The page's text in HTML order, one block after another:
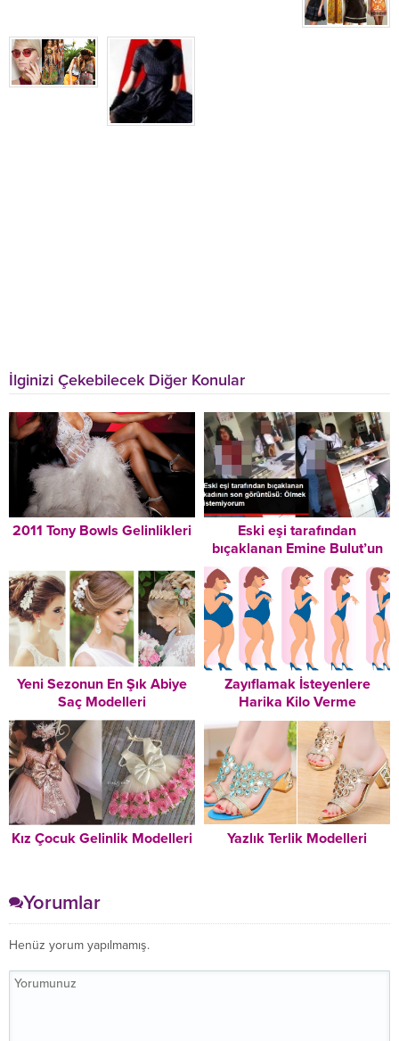
İlginizi Çekebilecek Diğer Konular
2011 Tony Bowls Gelinlikleri
Eski eşi tarafından
bıçaklanan Emine Bulut’un
son görüntüsü ortaya çıktı:
Ölmek istemiyorum
Yeni Sezonun En Şık Abiye
Saç Modelleri
Zayıflamak İsteyenlere
Harika Kilo Verme
Tavsiyeleri – Mutlaka
Okuyun!
Kız Çocuk Gelinlik Modelleri Yazlık Terlik Modelleri
Yorumlar
Henüz yorum yapılmamış.